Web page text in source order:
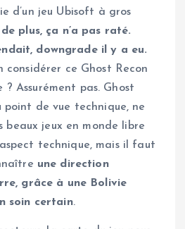
d’un jeu Ubisoft à gros
plus, ça n’a pas raté.
downgrade il y a eu.
considérer ce Ghost Recon
? Assurément pas. Ghost
point de vue technique, ne
beaux jeux en monde libre
technique, mais il faut
une direction
grâce à une Bolivie
soin certain.